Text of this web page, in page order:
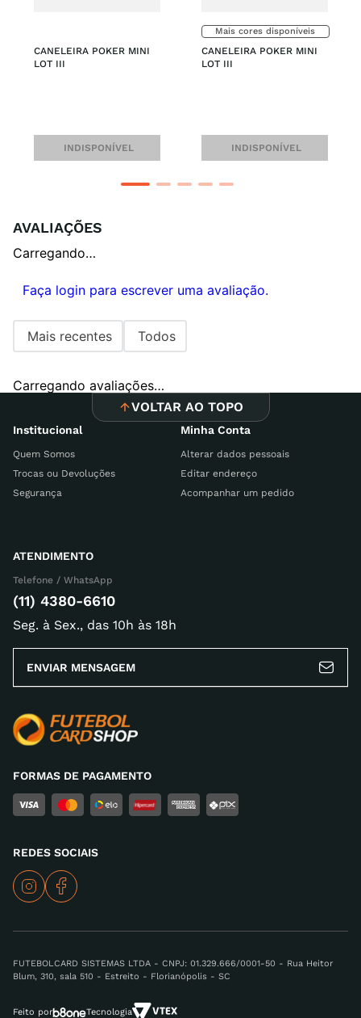
CANELEIRA POKER MINI
LOT III
INDISPONÍVEL
Mais cores disponíveis
CANELEIRA POKER MINI
LOT III
INDISPONÍVEL
AVALIAÇÕES
Carregando…
Faça login para escrever uma avaliação.
Mais recentes Todos
Carregando avaliações…
VOLTAR AO TOPO
Institucional
Quem Somos
Trocas ou Devoluções
Segurança
Minha Conta
Alterar dados pessoais
Editar endereço
Acompanhar um pedido
ATENDIMENTO
Telefone / WhatsApp
(11) 4380-6610
Seg. à Sex., das 10h às 18h
ENVIAR MENSAGEM
FORMAS DE PAGAMENTO
REDES SOCIAIS
FUTEBOLCARD SISTEMAS LTDA - CNPJ: 01.329.666/0001-50 - Rua Heitor
Blum, 310, sala 510 - Estreito - Florianópolis - SC
Feito por Tecnologia